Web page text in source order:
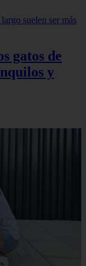
gatos de
y